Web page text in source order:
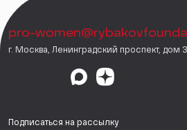
pro-
г. Москва, Ленинградский проспект, дом
Подписаться на рассылку